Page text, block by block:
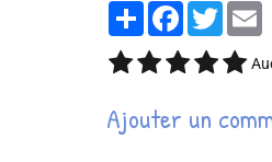
PartagerFacebook
Twitter
Ajouter un